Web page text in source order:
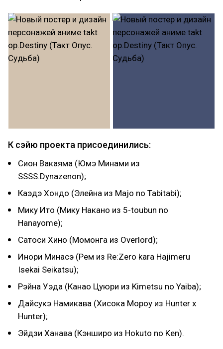
К сэйю проекта присоединились:
Сион Вакаяма (Юмэ Минами из
SSSS.Dynazenon);
Каэдэ Хондо (Элейна из Majo no Tabitabi);
Мику Ито (Мику Накано из 5-toubun no
Hanayome);
Сатоси Хино (Момонга из Overlord);
Инори Минасэ (Рем из Re:Zero kara Hajimeru
Isekai Seikatsu);
Рэйна Уэда (Канао Цуюри из Kimetsu no Yaiba);
Дайсукэ Намикава (Хисока Мороу из Hunter x
Hunter);
Эйдзи Ханава (Кэнширо из Hokuto no Ken).